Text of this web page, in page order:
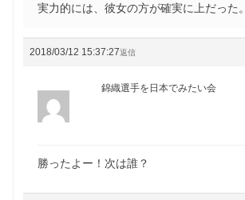
実力的には、彼女の方が確実に上だった。
2018/03/12 15:37:27返信
錦織選手を日本でみたい会
勝ったよー！次は誰？